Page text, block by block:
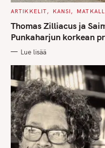
C
T
E
G
O
I
S
ARTIKKELIT KANSI
Thomas Zilliacus ja
Punkaharjun korkean
Lue lisää